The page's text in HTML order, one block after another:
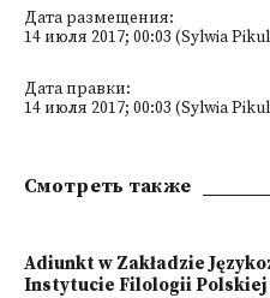
Дата размещения:
14 июля 2017; 00:03 (Sylwia
Дата правки:
14 июля 2017; 00:03 (Sylwia
Смотреть также
Adiunkt w Zakładzie
Instytucie Filologii Polskiej